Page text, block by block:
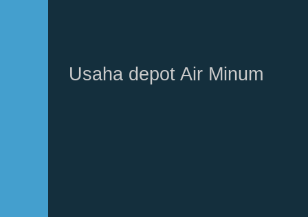
Usaha depot Air Minum